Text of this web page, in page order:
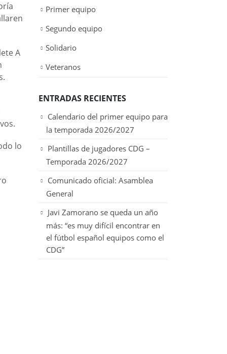
A
lo
Primer equipo
Segundo equipo
Solidario
Veteranos
ENTRADAS RECIENTES
Calendario del primer equipo para
la temporada 2026/2027
Plantillas de jugadores CDG –
Temporada 2026/2027
Comunicado oficial: Asamblea
General
Javi Zamorano se queda un año
más: “es muy difícil encontrar en
el fútbol español equipos como el
CDG”